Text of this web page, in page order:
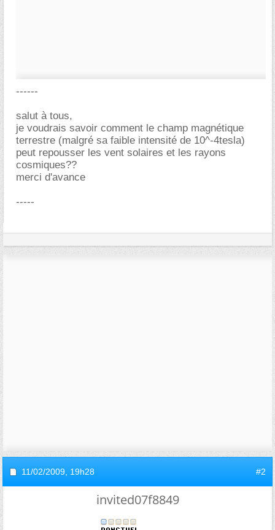
------
salut à tous,
je voudrais savoir comment le champ magnétique
terrestre (malgré sa faible intensité de 10^-4tesla)
peut repousser les vent solaires et les rayons
cosmiques??
merci d'avance
-----
11/02/2009, 19h28 #2
invited07f8849